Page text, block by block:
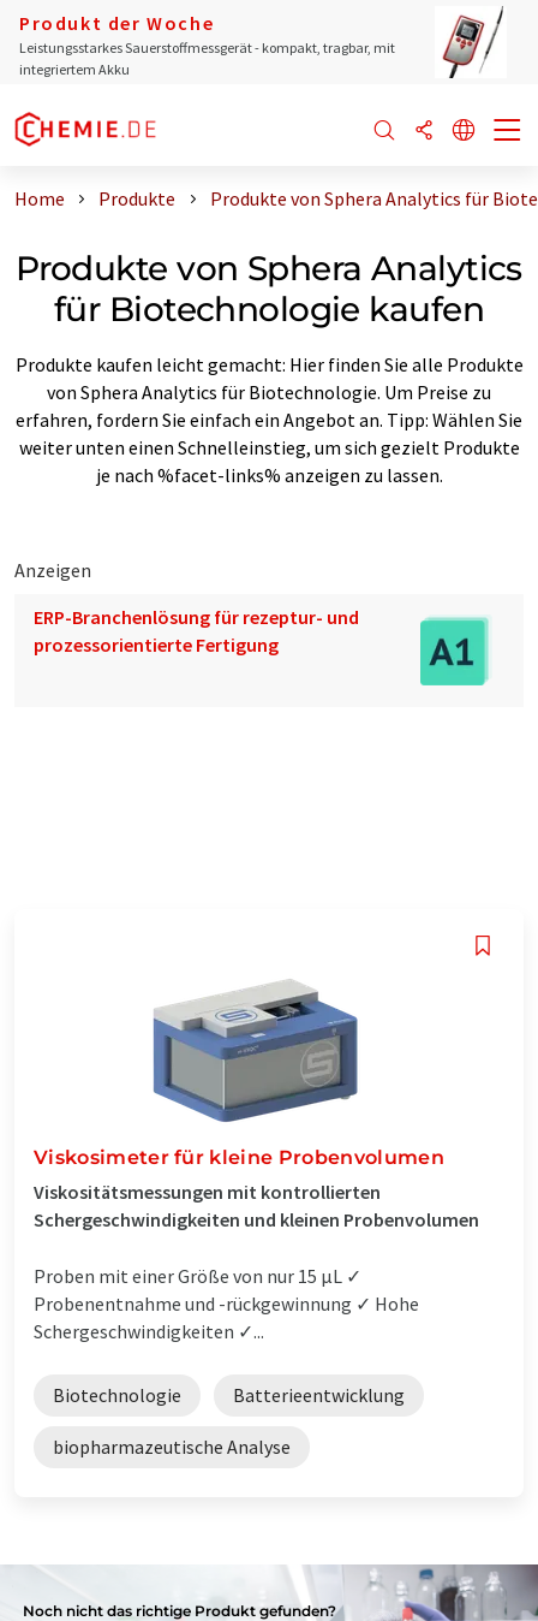
Produkt der Woche
Leistungsstarkes Sauerstoffmessgerät - kompakt, tragbar, mit
integriertem Akku
Home Produkte Produkte von Sphera Analytics für
Produkte von Sphera Analytics
für Biotechnologie kaufen
Produkte kaufen leicht gemacht: Hier finden Sie alle Produkte
von Sphera Analytics für Biotechnologie. Um Preise zu
erfahren, fordern Sie einfach ein Angebot an. Tipp: Wählen Sie
weiter unten einen Schnelleinstieg, um sich gezielt Produkte
je nach %facet-links% anzeigen zu lassen.
Anzeigen
ERP-Branchenlösung für rezeptur- und
prozessorientierte Fertigung
Viskosimeter für kleine Probenvolumen
Viskositätsmessungen mit kontrollierten
Schergeschwindigkeiten und kleinen Probenvolumen
Proben mit einer Größe von nur 15 µL ✓
Probenentnahme und -rückgewinnung ✓ Hohe
Schergeschwindigkeiten ✓...
Biotechnologie Batterieentwicklung
biopharmazeutische Analyse
Noch nicht das richtige Produkt gefunden?